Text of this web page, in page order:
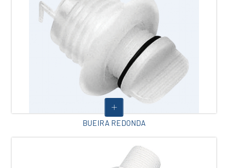
BUEIRA REDONDA